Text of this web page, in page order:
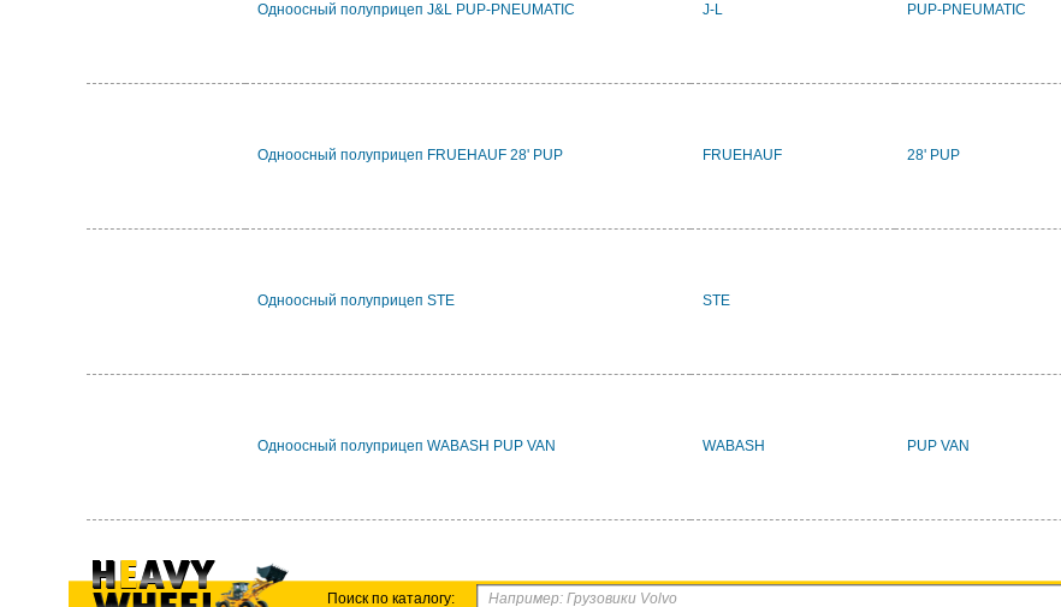
Одноосный полуприцеп J&L PUP-PNEUMATIC J-L PUP-PNEUMATIC
Одноосный полуприцеп FRUEHAUF 28' PUP FRUEHAUF 28' PUP
Одноосный полуприцеп STE STE
Одноосный полуприцеп WABASH PUP VAN WABASH PUP VAN
Поиск по каталогу: